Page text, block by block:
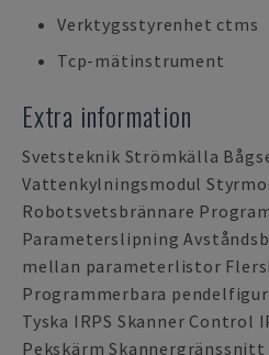
Verktygsstyrenhet ctms
Tcp-mätinstrument
Extra information
Svetsteknik Strömkälla
Vattenkylningsmodul
Robotsvetsbrännare
Parameterslipning
mellan parameterlistor
Programmerbara
Tyska IRPS Skanner Control
Pekskärm